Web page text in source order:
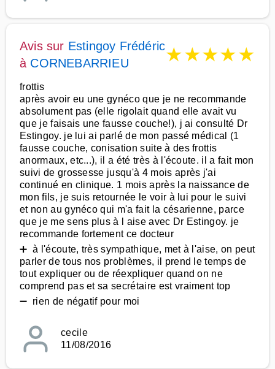
Avis sur Estingoy Frédéric
à CORNEBARRIEU ★★★★★
frottis
après avoir eu une gynéco que je ne recommande
absolument pas (elle rigolait quand elle avait vu
que je faisais une fausse couche!), j ai consulté Dr
Estingoy. je lui ai parlé de mon passé médical (1
fausse couche, conisation suite à des frottis
anormaux, etc...), il a été très à l'écoute. il a fait mon
suivi de grossesse jusqu'à 4 mois après j'ai
continué en clinique. 1 mois après la naissance de
mon fils, je suis retournée le voir à lui pour le suivi
et non au gynéco qui m'a fait la césarienne, parce
que je me sens plus à l aise avec Dr Estingoy. je
recommande fortement ce docteur
➕ à l'écoute, très sympathique, met à l'aise, on peut
parler de tous nos problèmes, il prend le temps de
tout expliquer ou de réexpliquer quand on ne
comprend pas et sa secrétaire est vraiment top
➖ rien de négatif pour moi
cecile
11/08/2016